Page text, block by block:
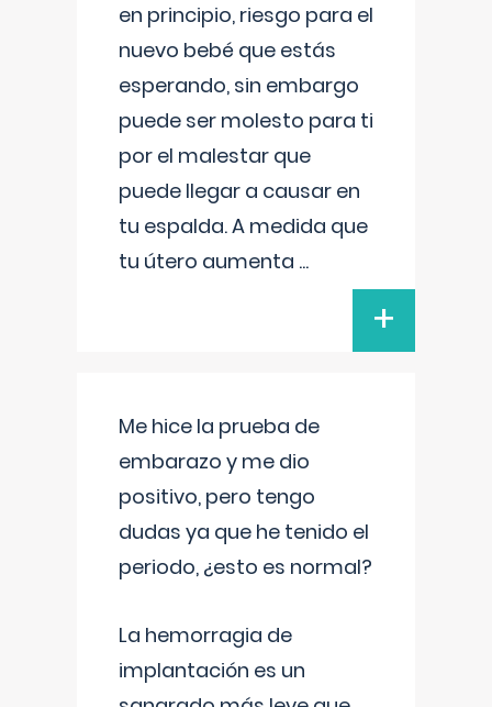
en principio, riesgo para el
nuevo bebé que estás
esperando, sin embargo
puede ser molesto para ti
por el malestar que
puede llegar a causar en
tu espalda. A medida que
tu útero aumenta ...
+
Me hice la prueba de
embarazo y me dio
positivo, pero tengo
dudas ya que he tenido el
periodo, ¿esto es normal?
La hemorragia de
implantación es un